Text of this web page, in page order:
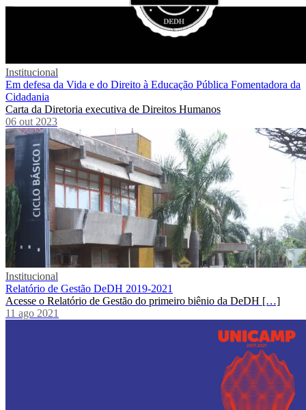
Institucional
Em defesa da Vida e do Direito à Educação Pública Fomentadora da
Cidadania
Carta da Diretoria executiva de Direitos Humanos
06 out 2023
Institucional
Relatório de Gestão DeDH 2019-2021
Acesse o Relatório de Gestão do primeiro biênio da DeDH […]
11 ago 2021